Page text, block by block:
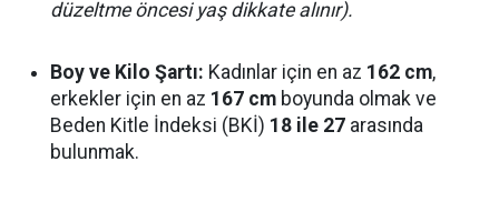
düzeltme öncesi yaş dikkate alınır).
Boy ve Kilo Şartı: Kadınlar için en az 162 cm,
erkekler için en az 167 cm boyunda olmak ve
Beden Kitle İndeksi (BKİ) 18 ile 27 arasında
bulunmak.